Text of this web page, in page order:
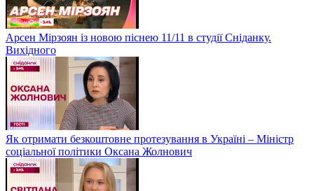
Арсен Мірзоян із новою піснею 11/11 в студії Сніданку.
Вихідного
Як отримати безкоштовне протезування в Україні – Міністр
соціальної політики Оксана Жолнович